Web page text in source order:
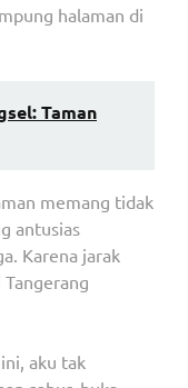
halaman di
Taman
memang tidak
antusias
Karena jarak
aku tak